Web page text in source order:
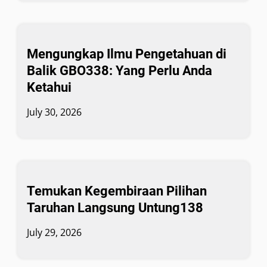
Mengungkap Ilmu Pengetahuan di
Balik GBO338: Yang Perlu Anda
Ketahui
July 30, 2026
Temukan Kegembiraan Pilihan
Taruhan Langsung Untung138
July 29, 2026